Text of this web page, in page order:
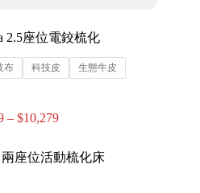
2.5座位電鉸梳化
布 科技皮
生態牛皮
– $10,279